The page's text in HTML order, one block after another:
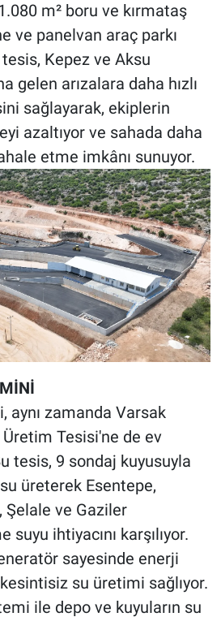
m² boru ve kırmataş
ve panelvan araç parkı
Kepez ve Aksu
gelen arızalara daha hızlı
sağlayarak, ekiplerin
azaltıyor ve sahada daha
etme imkânı sunuyor.
aynı zamanda Varsak
Tesisi'ne de ev
tesis, 9 sondaj kuyusuyla
üreterek Esentepe,
Şelale ve Gaziler
ihtiyacını karşılıyor.
sayesinde enerji
su üretimi sağlıyor.
ile depo ve kuyuların su